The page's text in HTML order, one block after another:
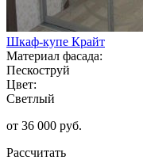
Шкаф-купе Крайт
Материал фасада:
Пескоструй
Цвет:
Светлый
от 36 000 руб.
Рассчитать